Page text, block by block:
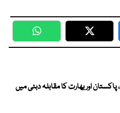
WhatsApp Twitter
ویمنز ایشیا کپ 2026، پاکستان اور بھارت کا مقابلہ دبئی میں